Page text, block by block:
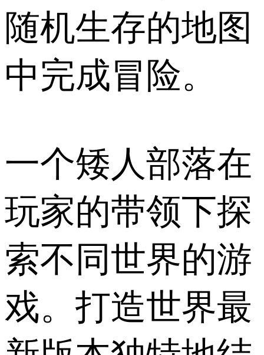
随机生存的地图
中完成冒险。
一个矮人部落在
玩家的带领下探
索不同世界的游
戏。打造世界最